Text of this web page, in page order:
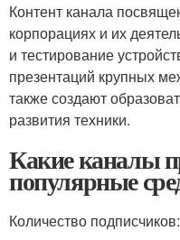
Контент канала
корпорациях и их
и тестирование
презентаций крупных
также создают
развития техники.
Какие каналы
популярные
Количество